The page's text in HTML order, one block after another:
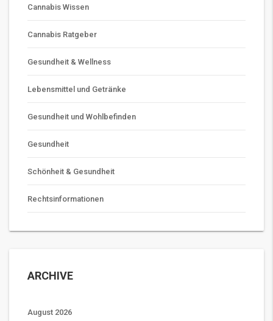
Cannabis Wissen
Cannabis Ratgeber
Gesundheit & Wellness
Lebensmittel und Getränke
Gesundheit und Wohlbefinden
Gesundheit
Schönheit & Gesundheit
Rechtsinformationen
ARCHIVE
August 2026